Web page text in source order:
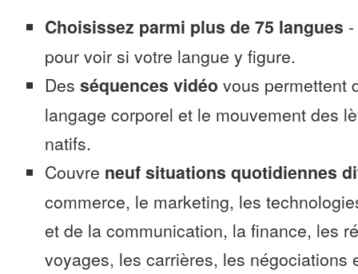
Choisissez parmi plus de 75 langues -
pour voir si votre langue y figure.
Des séquences vidéo vous permettent
langage corporel et le mouvement des
natifs.
Couvre neuf situations quotidiennes
commerce, le marketing, les
et de la communication, la finance, les
voyages, les carrières, les négociations